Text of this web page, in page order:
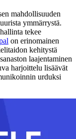
mahdollisuuden
ymmärrystä.
tekee
on erinomainen
kehitystä
laajentaminen
harjoittelu lisäävät
urduksi